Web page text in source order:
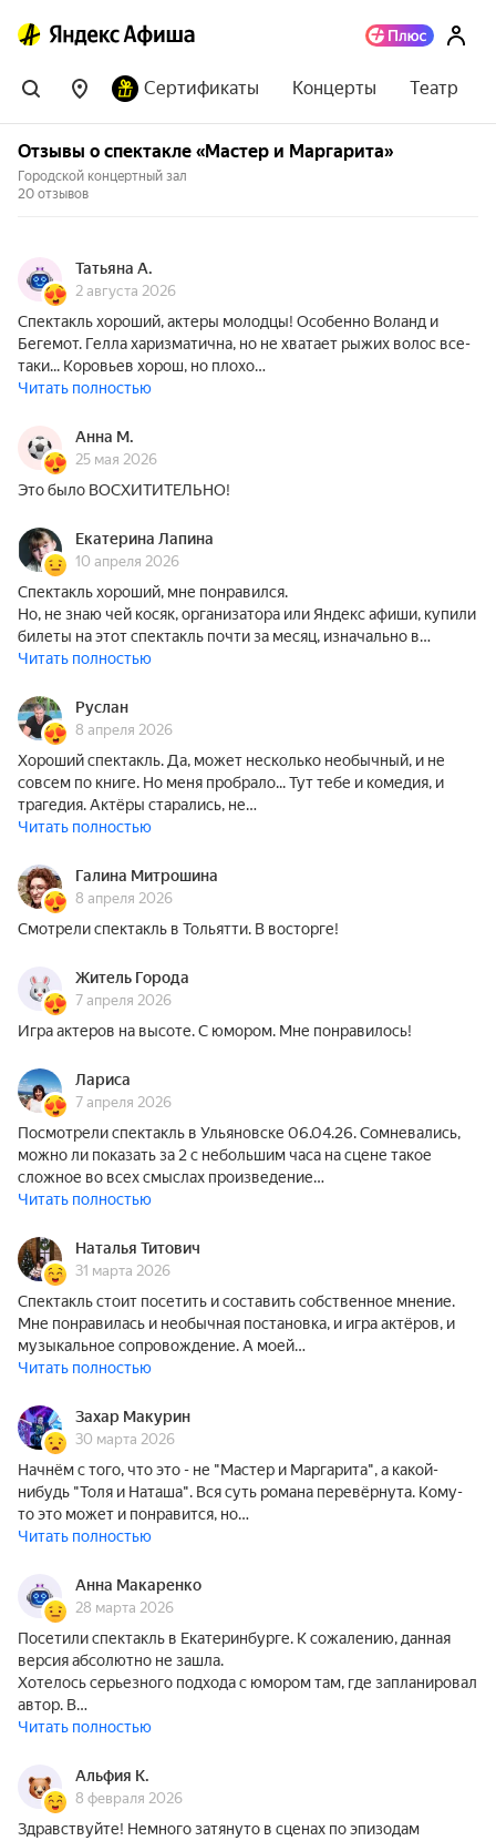
Сертификаты Концерты Театр
Отзывы о спектакле «Мастер и Маргарита»
Городской концертный зал
20 отзывов
Татьяна А.
2 августа 2026
Спектакль хороший, актеры молодцы! Особенно Воланд и
Бегемот. Гелла харизматична, но не хватает рыжих волос все-
таки... Коровьев хорош, но плохо…
Читать полностью
Анна М.
25 мая 2026
Это было ВОСХИТИТЕЛЬНО!
Екатерина Лапина
10 апреля 2026
Спектакль хороший, мне понравился.
Но, не знаю чей косяк, организатора или Яндекс афиши, купили
билеты на этот спектакль почти за месяц, изначально в…
Читать полностью
Руслан
8 апреля 2026
Хороший спектакль. Да, может несколько необычный, и не
совсем по книге. Но меня пробрало... Тут тебе и комедия, и
трагедия. Актёры старались, не…
Читать полностью
Галина Митрошина
8 апреля 2026
Смотрели спектакль в Тольятти. В восторге!
Житель Города
7 апреля 2026
Игра актеров на высоте. С юмором. Мне понравилось!
Лариса
7 апреля 2026
Посмотрели спектакль в Ульяновске 06.04.26. Сомневались,
можно ли показать за 2 с небольшим часа на сцене такое
сложное во всех смыслах произведение…
Читать полностью
Наталья Титович
31 марта 2026
Спектакль стоит посетить и составить собственное мнение.
Мне понравилась и необычная постановка, и игра актёров, и
музыкальное сопровождение. А моей…
Читать полностью
Захар Макурин
30 марта 2026
Начнём с того, что это - не "Мастер и Маргарита", а какой-
нибудь "Толя и Наташа". Вся суть романа перевёрнута. Кому-
то это может и понравится, но…
Читать полностью
Анна Макаренко
28 марта 2026
Посетили спектакль в Екатеринбурге. К сожалению, данная
версия абсолютно не зашла.
Хотелось серьезного подхода с юмором там, где запланировал
автор. В…
Читать полностью
Альфия К.
8 февраля 2026
Здравствуйте! Немного затянуто в сценах по эпизодам